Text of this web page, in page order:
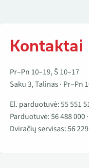
Kontaktai
Pr–Pn 10–19, Š 10–17
Saku 3, Talinas · Pr–Pn
El. parduotuvė:55 551
Parduotuvė:56 488 000·
Dviračių servisas:56